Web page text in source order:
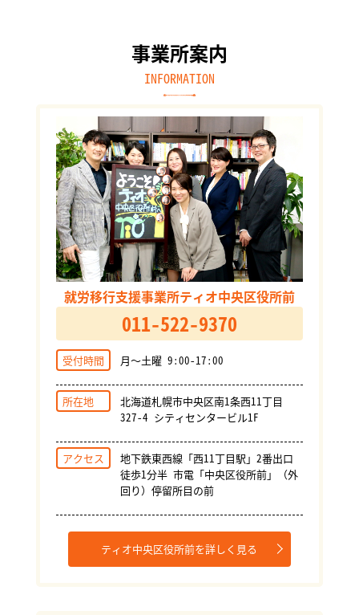
事業所案内
INFORMATION
就労移行支援事業所ティオ中央区役所前
011-522-9370
受付時間 月～土曜 9:00-17:00
所在地
北海道札幌市中央区南1条西11丁目
327-4 シティセンタービル1F
アクセス
地下鉄東西線「西11丁目駅」2番出口
徒歩1分半 市電「中央区役所前」（外
回り）停留所目の前
ティオ中央区役所前を詳しく見る